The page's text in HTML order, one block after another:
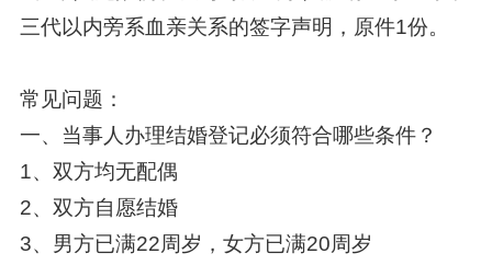
三代以内旁系血亲关系的签字声明，原件1份。
常见问题：
一、当事人办理结婚登记必须符合哪些条件？
1、双方均无配偶
2、双方自愿结婚
3、男方已满22周岁，女方已满20周岁